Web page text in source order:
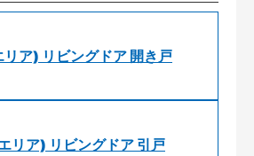
ア) リビングドア 開き戸
リア) リビングドア 引戸